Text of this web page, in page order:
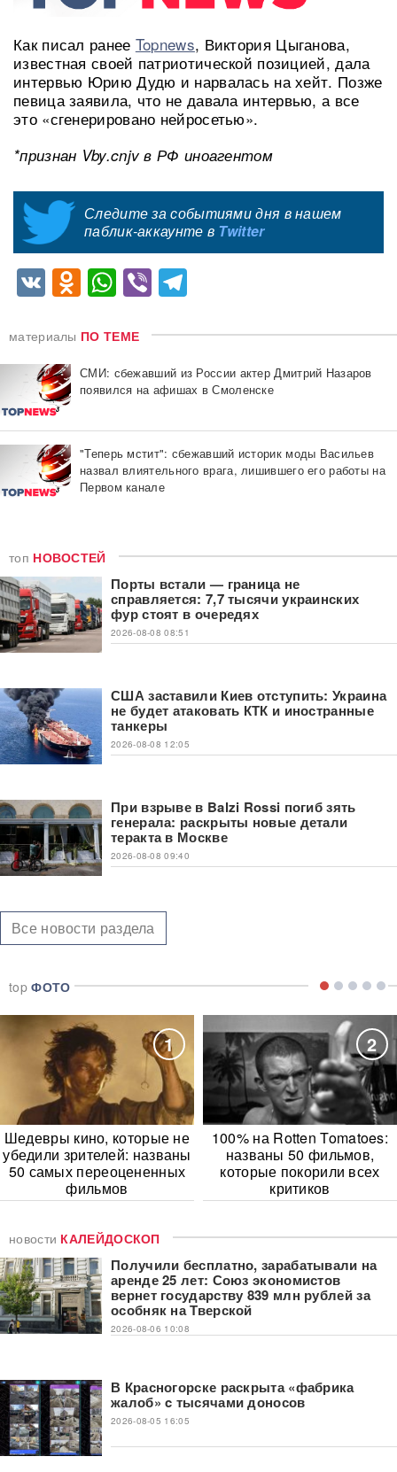
Как писал ранее Topnews, Виктория Цыганова,
известная своей патриотической позицией, дала
интервью Юрию Дудю и нарвалась на хейт. Позже
певица заявила, что не давала интервью, а все
это «сгенерировано нейросетью».
*признан Vby.cnjv в РФ иноагентом
Следите за событиями дня в нашем
паблик-аккаунте в Twitter
VKOdnoklassniki
WhatsApp
Viber
материалы ПО ТЕМЕ
СМИ: сбежавший из России актер Дмитрий Назаров
появился на афишах в Смоленске
"Теперь мстит": сбежавший историк моды Васильев
назвал влиятельного врага, лишившего его работы на
Первом канале
топ НОВОСТЕЙ
Порты встали — граница не
справляется: 7,7 тысячи украинских
фур стоят в очередях
2026-08-08 08:51
США заставили Киев отступить: Украина
не будет атаковать КТК и иностранные
танкеры
2026-08-08 12:05
При взрыве в Balzi Rossi погиб зять
генерала: раскрыты новые детали
теракта в Москве
2026-08-08 09:40
Все новости раздела
topФОТО
1
Шедевры кино, которые не
убедили зрителей: названы
50 самых переоцененных
фильмов
2
100% на Rotten Tomatoes:
названы 50 фильмов,
которые покорили всех
критиков
новости КАЛЕЙДОСКОП
Получили бесплатно, зарабатывали на
аренде 25 лет: Союз экономистов
вернет государству 839 млн рублей за
особняк на Тверской
2026-08-06 10:08
В Красногорске раскрыта «фабрика
жалоб» c тысячами доносов
2026-08-05 16:05